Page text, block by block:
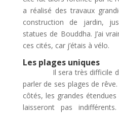
a réalisé des travaux
construction de jardin,
statues de Bouddha. J’ai
ces cités, car j’étais à vélo.
Les plages uniques
Il sera très difficile
parler de ses plages de
côtés, les grandes
laisseront pas